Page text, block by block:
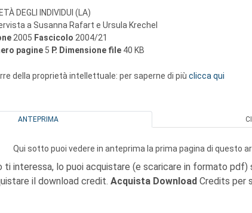
DEGLI INDIVIDUI (LA)
a Susanna Rafart e Ursula Krechel
2005 Fascicolo 2004/21
pagine 5 P. Dimensione file 40 KB
della proprietà intellettuale: per saperne di più clicca qui
ANTEPRIMA
Qui sotto puoi vedere in anteprima la prima pagina di questo
interessa, lo puoi acquistare (e scaricare in formato pdf)
il download credit. Acquista Download Credits per